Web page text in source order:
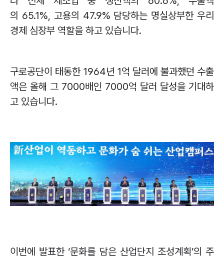
의 65.1%, 고용의 47.9% 담당하는 명실상부한 우리
경제 심장부 역할을 하고 있습니다.
구로공단이 태동한 1964년 1억 달러에 불과했던 수출
액은 올해 그 7000배인 7000억 달러 달성을 기대하
고 있습니다.
이번에 발표한 ‘문화를 담은 산업단지 조성계획’의 주